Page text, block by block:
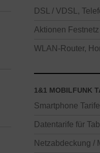
DSL / VDSL,
Aktionen
WLAN-Router,
1&1 MOBILFUNK
Smartphone
Datentarife für
Netzabdeckung /